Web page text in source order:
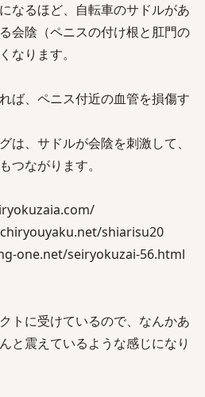
なるほど、自転車のサドルがあ
会陰（ペニスの付け根と肛門の
なります。
ば、ペニス付近の血管を損傷す
は、サドルが会陰を刺激して、
つながります。
shiarisu20
one.net/seiryokuzai-56.html
トに受けているので、なんかあ
と震えているような感じになり